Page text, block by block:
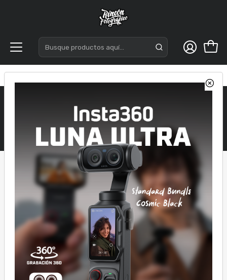
Inicio Accesorios Monitores
Monitores
ENVÍO GRATIS
FEELWORLD
FeelWorld P6X 5.5" 4K
HDMI Monitor tactil
$242.241
Transferencias
$254.990
Otros medios de pago
de$21.249
interés.
Consultar su Stock
68427020585469
Pearstone HDA-
501UTB HDMI ultra
delgado de alta
velocidad
$14.241 5% DCTO
Transferencias
$14.990
Otros medios de pago
12xde$1.249 sin